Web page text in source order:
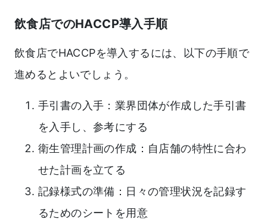
飲食店でのHACCP導入手順
飲食店でHACCPを導入するには、以下の手順で
進めるとよいでしょう。
手引書の入手：業界団体が作成した手引書
を入手し、参考にする
衛生管理計画の作成：自店舗の特性に合わ
せた計画を立てる
記録様式の準備：日々の管理状況を記録す
るためのシートを用意